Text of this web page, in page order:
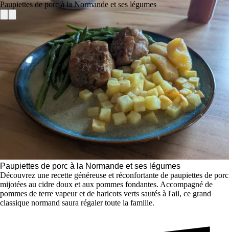
Paupiettes de porc à la Normande et ses légumes
Paupiettes de porc à la Normande et ses légumes
Découvrez une recette généreuse et réconfortante de paupiettes de porc
mijotées au cidre doux et aux pommes fondantes. Accompagné de
pommes de terre vapeur et de haricots verts sautés à l'ail, ce grand
classique normand saura régaler toute la famille.